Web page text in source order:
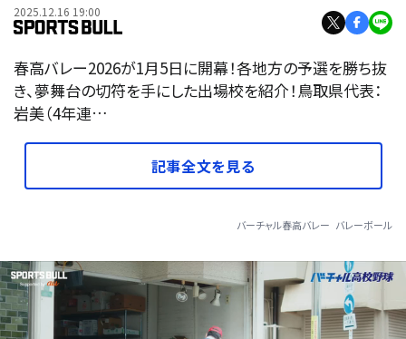
2025.12.16 19:00
春高バレー2026が1月5日に開幕！各地方の予選を勝ち抜
き、夢舞台の切符を手にした出場校を紹介！鳥取県代表：
岩美（4年連…
記事全文を見る
バーチャル春高バレー バレーボール